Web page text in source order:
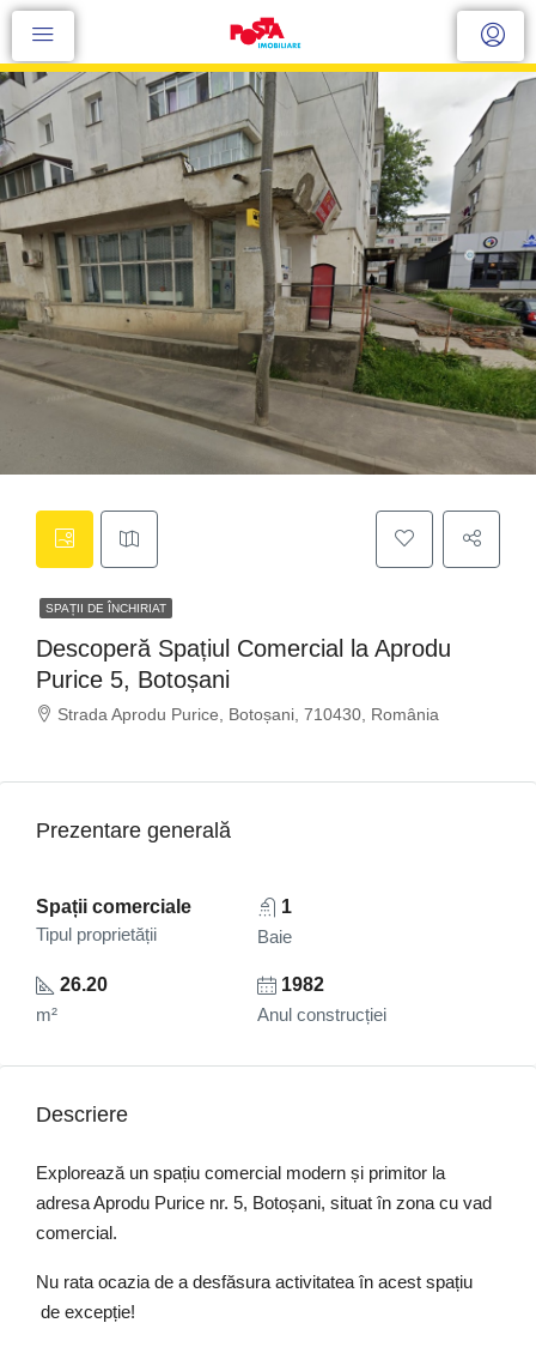
SPAȚII DE ÎNCHIRIAT
Descoperă Spațiul Comercial la Aprodu
Purice 5, Botoșani
Strada Aprodu Purice, Botoșani, 710430, România
Prezentare generală
Spații comerciale
Tipul proprietății
1
Baie
26.20
m²
1982
Anul construcției
Descriere
Explorează un spațiu comercial modern și primitor la
adresa Aprodu Purice nr. 5, Botoșani, situat în zona cu vad
comercial.
Nu rata ocazia de a desfăsura activitatea în acest spațiu
de excepție!